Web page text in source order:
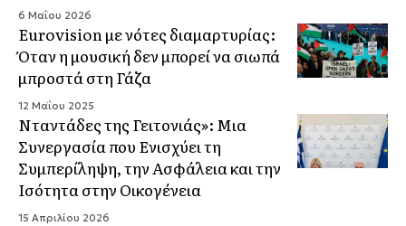
6 Μαΐου 2026
Eurovision με νότες διαμαρτυρίας:
Όταν η μουσική δεν μπορεί να σιωπά
μπροστά στη Γάζα
12 Μαΐου 2025
Νταντάδες της Γειτονιάς»: Μια
Συνεργασία που Ενισχύει τη
Συμπερίληψη, την Ασφάλεια και την
Ισότητα στην Οικογένεια
15 Απριλίου 2026